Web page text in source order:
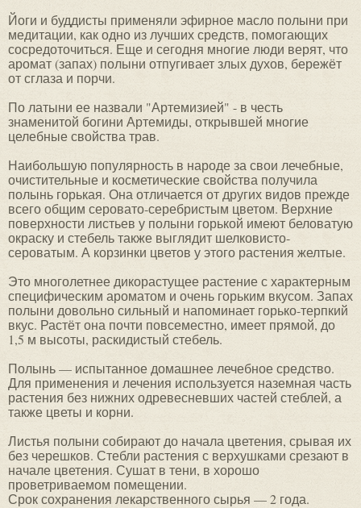
Йоги и буддисты применяли эфирное масло полыни при
медитации, как одно из лучших средств, помогающих
сосредоточиться. Еще и сегодня многие люди верят, что
аромат (запах) полыни отпугивает злых духов, бережёт
от сглаза и порчи.
По латыни ее назвали "Артемизией" - в честь
знаменитой богини Артемиды, открывшей многие
целебные свойства трав.
Наибольшую популярность в народе за свои лечебные,
очистительные и косметические свойства получила
полынь горькая. Она отличается от других видов прежде
всего общим серовато-серебристым цветом. Верхние
поверхности листьев у полыни горькой имеют беловатую
окраску и стебель также выглядит шелковисто-
сероватым. А корзинки цветов у этого растения желтые.
Это многолетнее дикорастущее растение с характерным
специфическим ароматом и очень горьким вкусом. Запах
полыни довольно сильный и напоминает горько-терпкий
вкус. Растёт она почти повсеместно, имеет прямой, до
1,5 м высоты, раскидистый стебель.
Полынь — испытанное домашнее лечебное средство.
Для применения и лечения используется наземная часть
растения без нижних одревесневших частей стеблей, а
также цветы и корни.
Листья полыни собирают до начала цветения, срывая их
без черешков. Стебли растения с верхушками срезают в
начале цветения. Сушат в тени, в хорошо
проветриваемом помещении.
Срок сохранения лекарственного сырья — 2 года.